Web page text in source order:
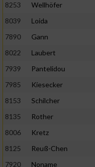
8253
Wellhöfer
8039
Loida
7890
Gann
8022
Laubert
7939
Pantelidou
7985
Kiesecker
8153
Schilcher
8135
Rother
8006
Kretz
8125
Reuß-Chen
7920
Noname